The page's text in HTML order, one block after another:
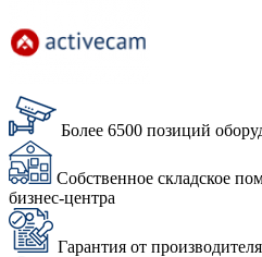
Более 6500 позиций
Собственное складское
бизнес-центра
Гарантия от производителя